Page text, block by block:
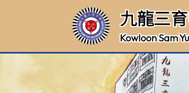
九龍三
Kowloon Sam